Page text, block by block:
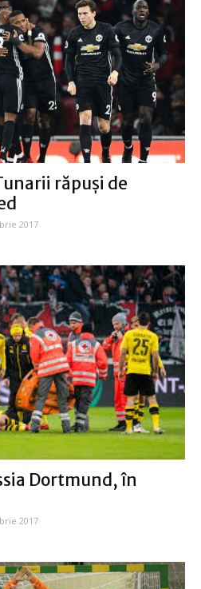
răpuşi de
2017
Dortmund, în
2017